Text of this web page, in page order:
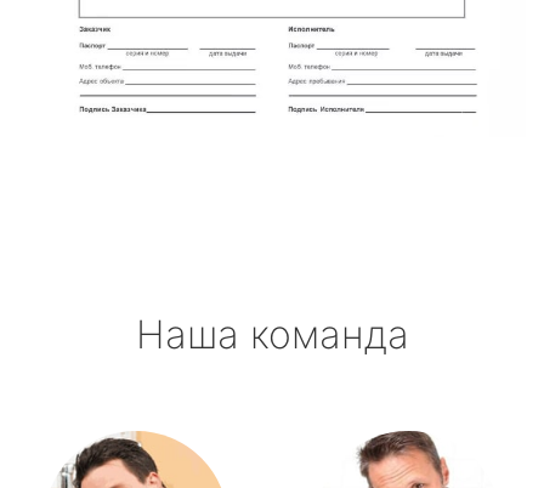
Наша команда